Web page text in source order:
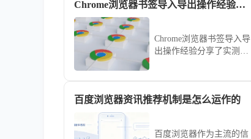
Chrome浏览器书签导入导出操作经验分享技巧
Chrome浏览器书签导入导
出操作经验分享了实测技
百度浏览器资讯推荐机制是怎么运作的
百度浏览器作为主流的信